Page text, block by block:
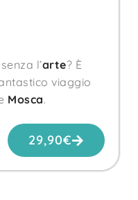
l’arte? È
viaggio
Mosca.
29,90€